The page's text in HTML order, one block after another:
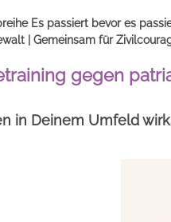
Es passiert bevor es
| Gemeinsam für
gegen
in Deinem Umfeld